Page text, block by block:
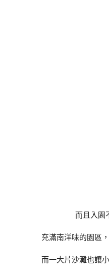
而且入園
充滿南洋味的園區
而一大片沙灘也讓